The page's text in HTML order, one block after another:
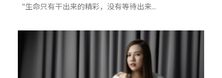
“生命只有干出来的精彩，没有等待出来...